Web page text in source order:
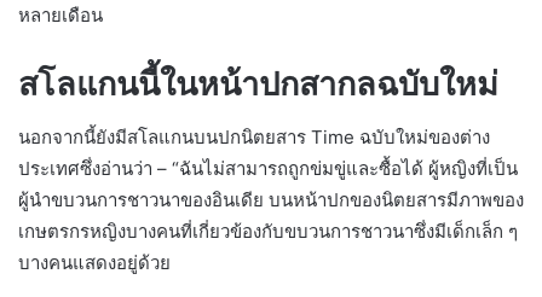
หลายเดือน
สโลแกนนี้ในหน้าปกสากลฉบับใหม่
นอกจากนี้ยังมีสโลแกนบนปกนิตยสาร Time ฉบับใหม่ของต่าง
ประเทศซึ่งอ่านว่า – “ฉันไม่สามารถถูกข่มขู่และซื้อได้ ผู้หญิงที่เป็น
ผู้นำขบวนการชาวนาของอินเดีย บนหน้าปกของนิตยสารมีภาพของ
เกษตรกรหญิงบางคนที่เกี่ยวข้องกับขบวนการชาวนาซึ่งมีเด็กเล็ก ๆ
บางคนแสดงอยู่ด้วย